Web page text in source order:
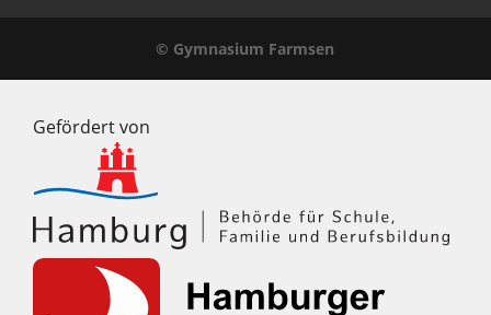
© Gymnasium Farmsen
Gefördert von